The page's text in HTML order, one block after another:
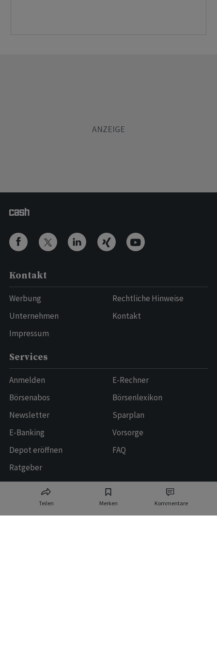
Teilen Merken Kommentare
Kontakt
Werbung
Unternehmen
Impressum
Rechtliche Hinweise
Kontakt
Services
Anmelden
Börsenabos
Newsletter
E-Banking
Depot eröffnen
Ratgeber
E-Rechner
Börsenlexikon
Sparplan
Vorsorge
FAQ
Datenquellen und Technologiepartner
Allfunds Tech Solutions
Logos provided by